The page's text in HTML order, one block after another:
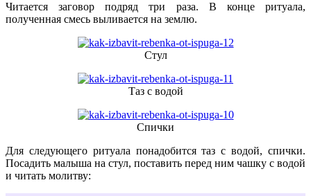
Читается заговор подряд три раза. В конце ритуала,
полученная смесь выливается на землю.
Стул
Таз с водой
Спички
Для следующего ритуала понадобится таз с водой, спички.
Посадить малыша на стул, поставить перед ним чашку с водой
и читать молитву: